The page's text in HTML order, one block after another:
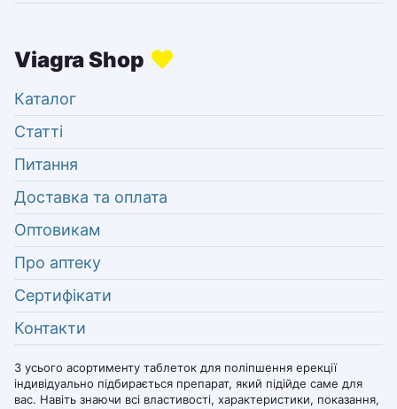
Каталог
Статті
Питання
Доставка та оплата
Оптовикам
Про аптеку
Сертифікати
Контакти
З усього асортименту таблеток для поліпшення ерекції
індивідуально підбирається препарат, який підійде саме для
вас. Навіть знаючи всі властивості, характеристики, показання,